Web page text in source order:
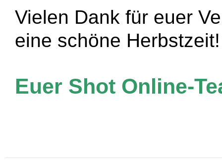
Vielen Dank für euer
eine schöne Herbstzeit!
Euer Shot Online-